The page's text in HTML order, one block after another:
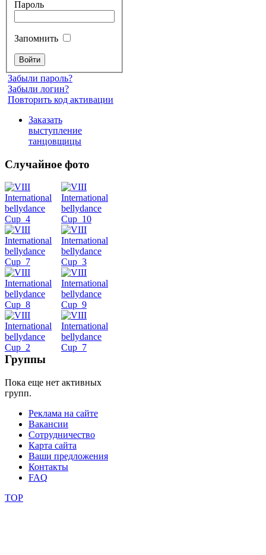
Пароль
Запомнить
Забыли пароль?
Забыли логин?
Повторить код активации
Заказать
выступление
танцовщицы
Случайное фото
Группы
Пока еще нет активных
групп.
Реклама на сайте
Вакансии
Сотрудничество
Карта сайта
Ваши предложения
Контакты
FAQ
TOP